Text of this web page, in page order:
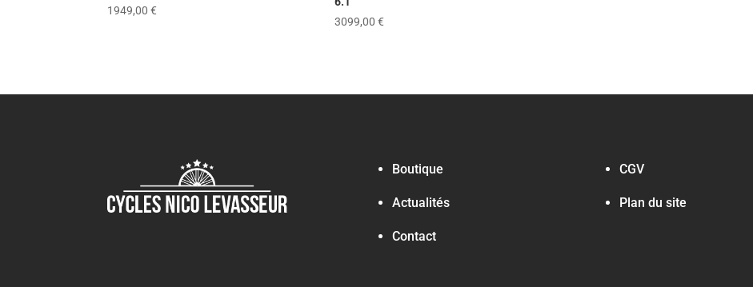
1949,00€
3099,00 €
Boutique
Actualités
Contact
CGV
Plan du site